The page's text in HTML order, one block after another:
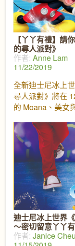
【丫丫有禮】請
的尋人派對》
作者: Anne Lam
11/22/2019
全新迪士尼冰上
尋人派對》將在
的 Moana、美女
迪士尼冰上世界
～密切留意丫丫
作者: Janice